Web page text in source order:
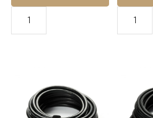
quantité
15pi
quantité
Protection
Tools